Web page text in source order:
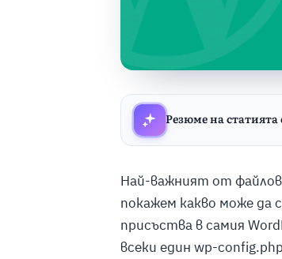
Резюме на статията
Най-важният от
покажем какво може да
присъства в самия
всеки един wp-